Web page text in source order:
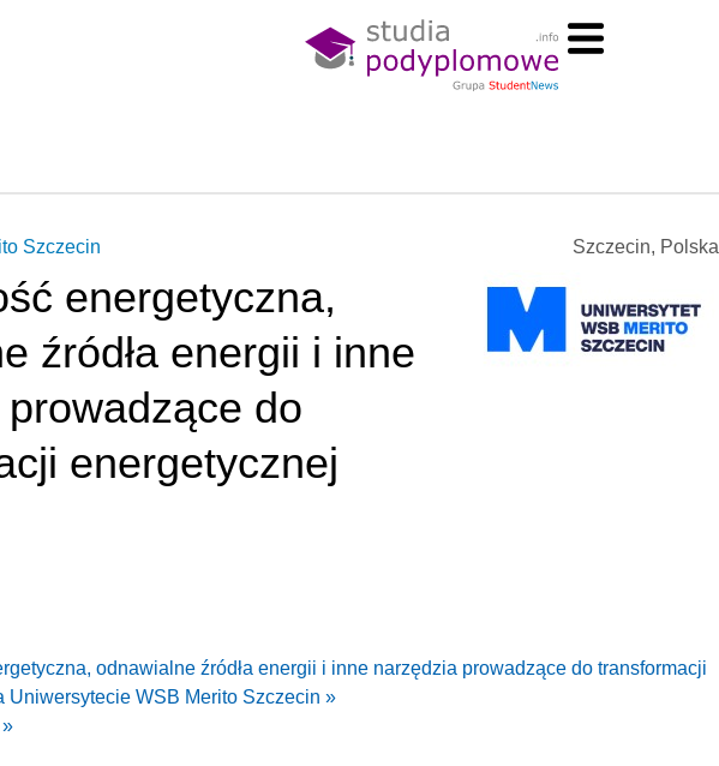
Szczecin, Polska
Szczecin
energetyczna,
źródła energii i inne
do
energetycznej
odnawialne źródła energii i inne narzędzia prowadzące do transformacji
Uniwersytecie WSB Merito Szczecin »